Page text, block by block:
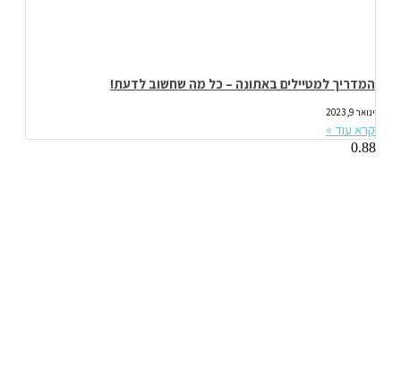
המדריך למטיילים באתונה – כל מה שחשוב לדעת!
ינואר 9, 2023
קרא עוד »